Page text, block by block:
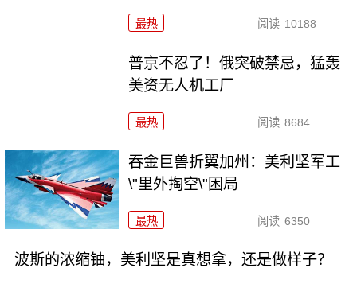
最热 阅读 10188
普京不忍了！俄突破禁忌，猛轰
美资无人机工厂
最热 阅读 8684
吞金巨兽折翼加州：美利坚军工
\"里外掏空\"困局
最热 阅读 6350
波斯的浓缩铀，美利坚是真想拿，还是做样子？